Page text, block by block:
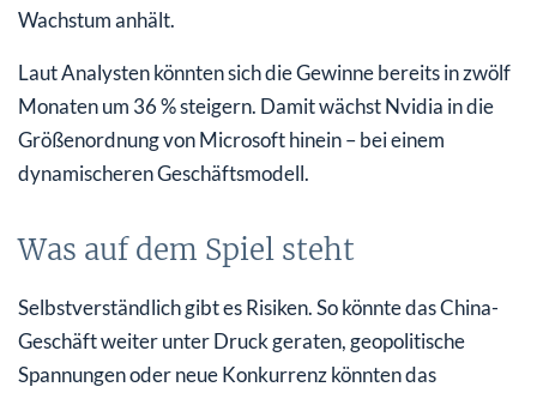
Wachstum anhält.
Laut Analysten könnten sich die Gewinne bereits in zwölf
Monaten um 36 % steigern. Damit wächst Nvidia in die
Größenordnung von Microsoft hinein – bei einem
dynamischeren Geschäftsmodell.
Was auf dem Spiel steht
Selbstverständlich gibt es Risiken. So könnte das China-
Geschäft weiter unter Druck geraten, geopolitische
Spannungen oder neue Konkurrenz könnten das